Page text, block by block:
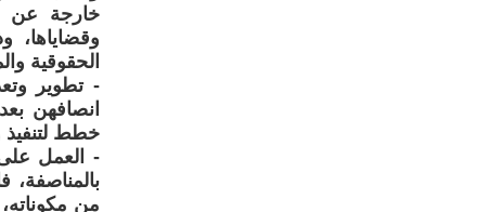
خارجة عن
وقضاياها،
الحقوقية
- تطوير
انصافهن
خطط لتنفيذ
- العمل
من